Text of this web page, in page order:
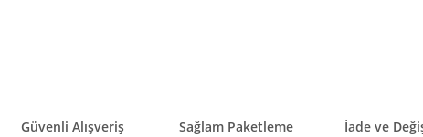
Güvenli Alışveriş Sağlam Paketleme İade ve